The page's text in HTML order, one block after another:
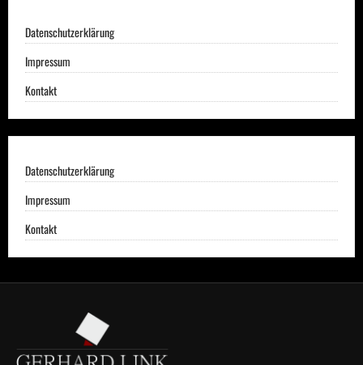
Datenschutzerklärung
Impressum
Kontakt
Datenschutzerklärung
Impressum
Kontakt